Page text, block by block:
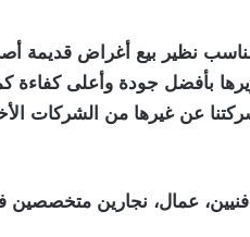
نظير بيع أغراض قديمة
بأفضل جودة وأعلى كفاءة
عن غيرها من الشركات
عمال، نجارين